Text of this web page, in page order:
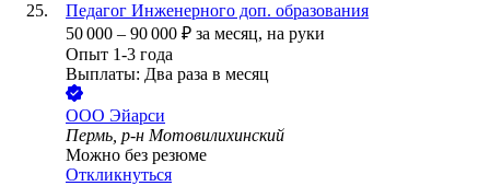
Педагог Инженерного доп. образования
50 000 – 90 000 ₽ за месяц, на руки
Опыт 1-3 года
Выплаты: Два раза в месяц
ООО Эйарси
Пермь, р-н Мотовилихинский
Можно без резюме
Откликнуться